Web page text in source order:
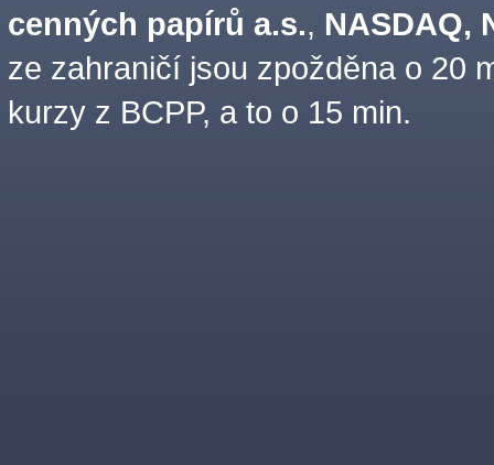
cenných papírů a.s., NASDAQ,
ze zahraničí jsou zpožděna o 20
kurzy z BCPP, a to o 15 min.